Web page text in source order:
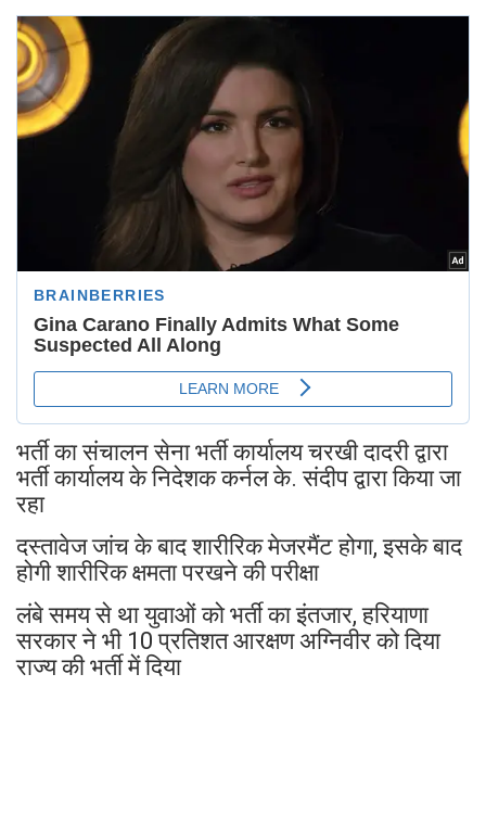
भर्ती का संचालन सेना भर्ती कार्यालय चरखी दादरी द्वारा
भर्ती कार्यालय के निदेशक कर्नल के. संदीप द्वारा किया जा
रहा
दस्तावेज जांच के बाद शारीरिक मेजरमैंट होगा, इसके बाद
होगी शारीरिक क्षमता परखने की परीक्षा
लंबे समय से था युवाओं को भर्ती का इंतजार, हरियाणा
सरकार ने भी 10 प्रतिशत आरक्षण अग्निवीर को दिया
राज्य की भर्ती में दिया